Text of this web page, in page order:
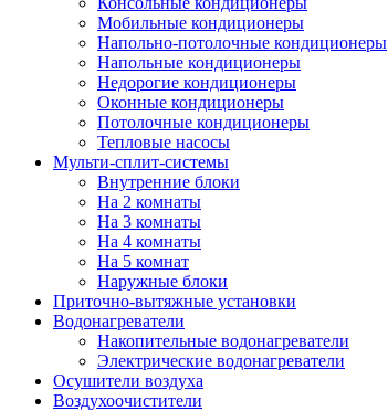
Мобильные кондиционеры
Напольно-потолочные кондиционеры
Напольные кондиционеры
Недорогие кондиционеры
Оконные кондиционеры
Потолочные кондиционеры
Тепловые насосы
Мульти-сплит-системы
Внутренние блоки
На 2 комнаты
На 3 комнаты
На 4 комнаты
На 5 комнат
Наружные блоки
Приточно-вытяжные установки
Водонагреватели
Накопительные водонагреватели
Электрические водонагреватели
Осушители воздуха
Воздухоочистители